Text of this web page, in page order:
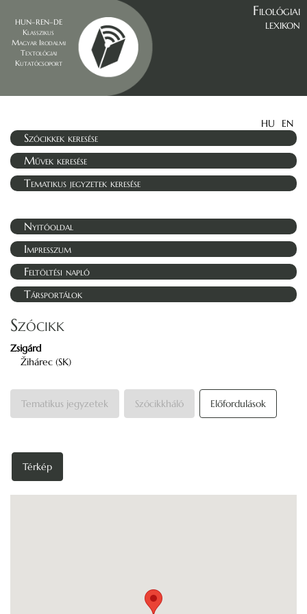
HUN–REN–DE
Klasszikus
Magyar Irodalmi
Textológiai
Kutatócsoport
Filológiai
lexikon
HU EN
Szócikkek keresése
Művek keresése
Tematikus jegyzetek keresése
Nyitóoldal
Impresszum
Feltöltési napló
Társportálok
Szócikk
Zsigárd
Žihárec (SK)
Tematikus jegyzetek Szócikkháló Előfordulások
Térkép